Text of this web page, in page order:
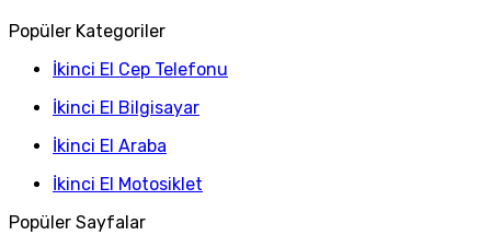
Popüler Kategoriler
İkinci El Cep Telefonu
İkinci El Bilgisayar
İkinci El Araba
İkinci El Motosiklet
Popüler Sayfalar